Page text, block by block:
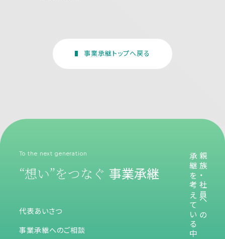
事業承継トップへ戻る
親族・社員への
To the next generation
“想い”をつなぐ 事業承継
代表あいさつ
事業承継へのご相談